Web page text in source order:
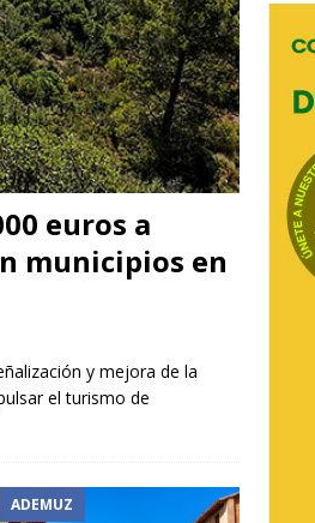
euros a
municipios en
y mejora de la
el turismo de
ADEMUZ